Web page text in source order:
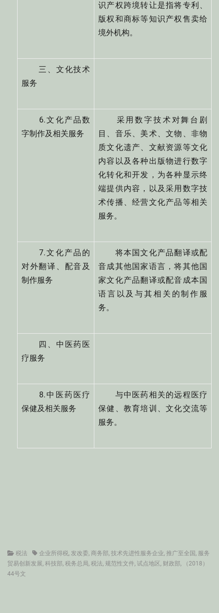
识产权跨境转让是指将专利、
版权和商标等知识产权售卖给
境外机构。
三、文化技术
服务
6.文化产品数
字制作及相关服务
采用数字技术对舞台剧
目、音乐、美术、文物、非物
质文化遗产、文献资源等文化
内容以及各种出版物进行数字
化转化和开发，为各种显示终
端提供内容，以及采用数字技
术传播、经营文化产品等相关
服务。
7.文化产品的
对外翻译、配音及
制作服务
将本国文化产品翻译或配
音成其他国家语言，将其他国
家文化产品翻译或配音成本国
语言以及与其相关的制作服
务。
四、中医药医
疗服务
8.中医药医疗
保健及相关服务
与中医药相关的远程医疗
保健、教育培训、文化交流等
服务。
Categories
税法 Tags企业所得税, 发改委, 商务部, 技术先进性服务企业, 推广至全国 , 服务
贸易创新发展, 科技部, 税务总局, 税法, 规范性文件, 试点地区 , 财政部,
（2018）
44号文